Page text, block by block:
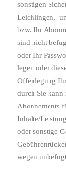
sonstigen
Leichlingen,
bzw. Ihr
sind nicht
oder Ihr
legen oder
Offenlegung
durch Sie kann
Abonnements
Inhalte/
oder sonstige
wegen